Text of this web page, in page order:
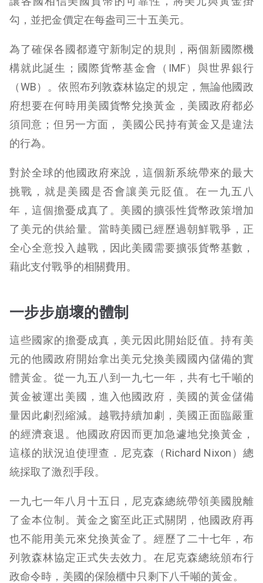
勾，並把金價定在每盎司三十五美元。
為了確保各國都遵守新制定的規則，兩個新國際機
構就此誕生；國際貨幣基金會（IMF）與世界銀行
（WB）。依照布列敦森林協定的規定，無論他國政
府想要在何時用美國貨幣兌換黃金，美國政府都必
須同意；但另一方面， 美國公民持有黃金又是違法
的行為。
對於全球的他國政府來說，這個新系統帶來的最大
挑戰，就是美國是否會讓美元貶值。在一九五八
年，這個擔憂成真了。美國的擴張性貨幣政策增加
了美元的供給量。當時美國已經歷過朝鮮戰爭，正
全心全意投入越戰，因此美國需要擴張貨幣基數，
藉此支付戰爭的相關費用。
一步步崩壞的體制
這些國家的擔憂成真，美元因此開始貶值。持有美
元的他國政府開始拿出美元兌換美國國內儲備的實
體黃金。從一九五八到一九七一年，共有七千噸的
黃金被運出美國，進入他國政府，美國的黃金儲備
量因此劇烈縮減。越戰持續加劇，美國正面臨嚴重
的經濟衰退。他國政府因而更加急遽地兌換黃金，
這樣的狀況迫使理查．尼克森（Richard Nixon）總
統採取了激烈手段。
一九七一年八月十五日，尼克森總統帶領美國脫離
了金本位制。黃金之窗至此正式關閉，他國政府再
也不能用美元來兌換黃金了。經歷了二十七年，布
列敦森林協定正式失去效力。在尼克森總統頒布行
政命令時，美國的保險櫃中只剩下八千噸的黃金。